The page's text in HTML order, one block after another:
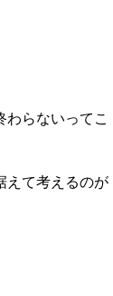
らないってこ
えて考えるのが